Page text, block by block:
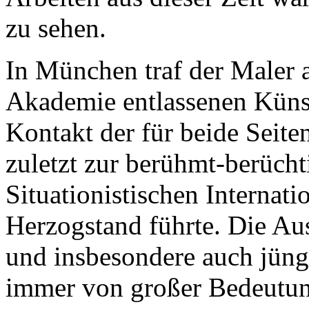
zu sehen.
In München traf der Maler
Akademie entlassenen
Kontakt der für beide
zuletzt zur berühmt-
Situationistischen
Herzogstand führte. Die
und insbesondere auch
immer von großer